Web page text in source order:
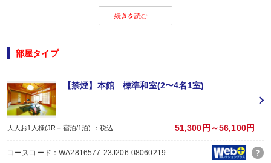
当プランの旅行代金にはカーボン・オフセット代金（J-クレジット代金）が含
旅行の移動で排出されるCO2を埋め合わせ（オフセット）出来る仕組みとなっ
※カーボン・オフセットについて、詳しくはこちらをご覧ください。
◆ ◇ ◆ ◇ ◆ ◇ ◆ ◇ ◆
【おたのしみメニュー】
・貸切風呂1部屋・45分1,100円（税込）にてご利用ＯＫ（通常45分2,200円／
※チェックイン時先着順
※先着順のため、ご利用いただけない場合があります。
■夕食
場所:
その他（合同会食場 本館７階「りんどう」）
■朝食
続きを読む
部屋タイプ
【禁煙】本館 標準和室(2〜4名1室)
大人お1人様(JR＋宿泊/1泊) ：税込 51,300円～56,100円
コースコード：WA2816577-23J206-08060219